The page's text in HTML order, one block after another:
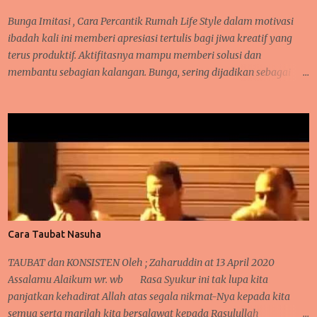
makhluk dituntut untuk hidup damai dan saling memberi
manfaat. Manusia dan hewan bisa mempunyai hubungan erat
lay...
Bunga Imitasi , Cara Percantik Rumah Life Style dalam motivasi
ibadah kali ini memberi apresiasi tertulis bagi jiwa kreatif yang
terus produktif. Aktifitasnya mampu memberi solusi dan
membantu sebagian kalangan. Bunga, sering dijadikan sebagai
yang dihasilkan saat memajang bunga hias itu. Takkala
hebohnya, bila bunga hias ini dilirik oleh orang yang memang
memiliki hobby dan kesukaan dalam mendekor, merangkai helai
dan daun yang cocok, menata ruang dan tempat yang cocok di hias
dengan bunga. Maka ia akan familiar dan terkenal dengan
keelokannya karena di tata oleh orang tepat. Sehingga, jangan
heran bila ia memiliki harga yang lumayan cantik juga.. Bunga
hias , sebagian memilih yang hidup dan sebagian juga memilih
yang imitasi (hias tidak hidup). Masing masing memiliki alasan
tersendiri dan ...
Cara Taubat Nasuha
TAUBAT dan KONSISTEN Oleh ; Zaharuddin at 13 April 2020
Assalamu Alaikum wr. wb Rasa Syukur ini tak lupa kita
panjatkan kehadirat Allah atas segala nikmat-Nya kepada kita
semua serta marilah kita bersalawat kepada Rasulullah